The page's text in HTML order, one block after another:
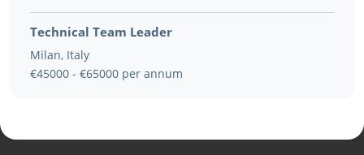
Technical Team Leader
Milan, Italy
€45000 - €65000 per annum